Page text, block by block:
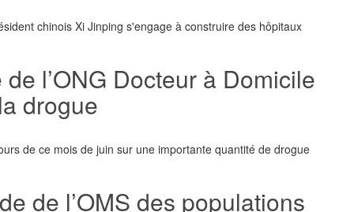
chinois Xi Jinping s'engage à construire des hôpitaux
l’ONG Docteur à Domicile
drogue
de ce mois de juin sur une importante quantité de drogue
de l’OMS des populations